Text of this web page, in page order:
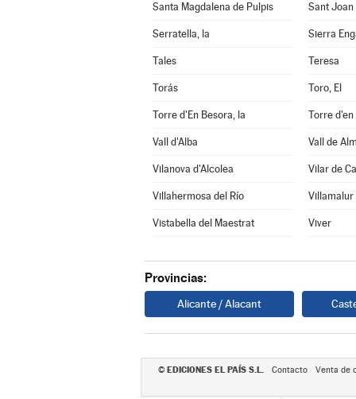
Santa Magdalena de Pulpis Sant Joan
Serratella, la Sierra
Tales Teresa
Torás Toro, El
Torre d'En Besora, la Torre d'en
Vall d'Alba Vall de
Vilanova d'Alcolea Vilar de
Villahermosa del Río Villamalur
Vistabella del Maestrat Viver
Provincias:
Alicante / Alacant
© EDICIONES EL PAÍS S.L. Contacto Venta de